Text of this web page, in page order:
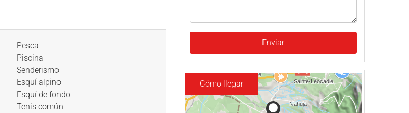
Pesca
Piscina
Senderismo
Esquí alpino
Esquí de fondo
Tenis común
Enviar
Cómo llegar